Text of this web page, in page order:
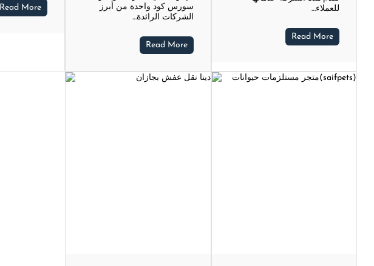
للعملاء…
Read More
سورس كود واحدة من أبرز
الشركات الرائدة…
Read More
Read More